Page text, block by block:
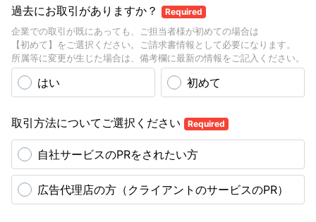
過去にお取引がありますか？ Required
企業での取引が既にあっても、ご担当者様が初めての場合は
【初めて】をご選択ください。ご請求書情報として必要になります。
所属等に変更が生じた場合は、備考欄に最新の情報をご記入ください。
はい 初めて
取引方法についてご選択ください Required
自社サービスのPRをされたい方
広告代理店の方（クライアントのサービスのPR）